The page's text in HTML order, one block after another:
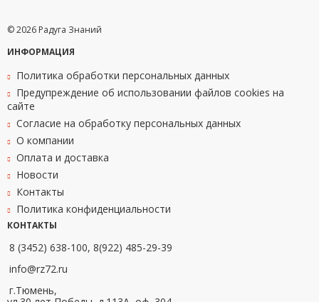
© 2026 Радуга Знаний
ИНФОРМАЦИЯ
Политика обработки персональных данных
Предупреждение об использовании файлов cookies на
сайте
Согласие на обработку персональных данных
О компании
Оплата и доставка
Новости
Контакты
Политика конфиденциальности
КОНТАКТЫ
8 (3452) 638-100, 8(922) 485-29-39
info@rz72.ru
г.Тюмень,